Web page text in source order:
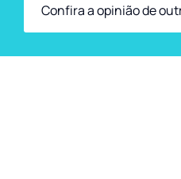
Confira a opinião de